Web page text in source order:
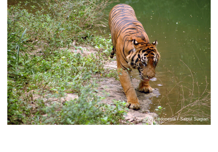
© WWF-Indonesia / Saipul Siagian